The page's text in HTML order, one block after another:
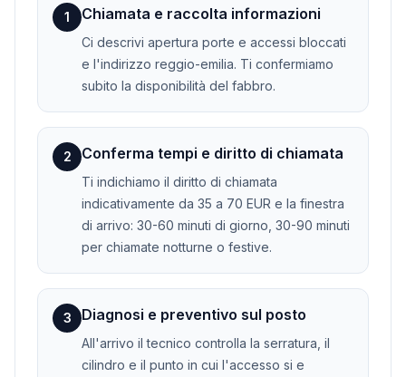
1 Chiamata e raccolta informazioni
Ci descrivi apertura porte e accessi bloccati
e l'indirizzo reggio-emilia. Ti confermiamo
subito la disponibilità del fabbro.
2 Conferma tempi e diritto di chiamata
Ti indichiamo il diritto di chiamata
indicativamente da 35 a 70 EUR e la finestra
di arrivo: 30-60 minuti di giorno, 30-90 minuti
per chiamate notturne o festive.
3 Diagnosi e preventivo sul posto
All'arrivo il tecnico controlla la serratura, il
cilindro e il punto in cui l'accesso si e